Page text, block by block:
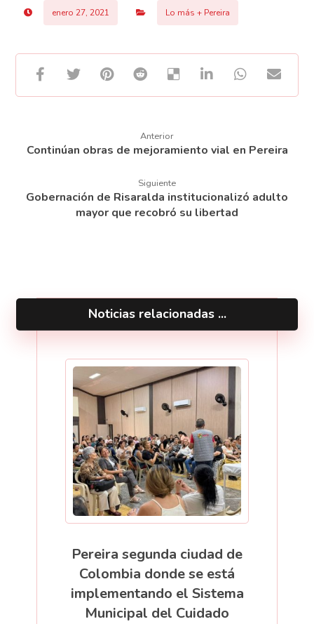
enero 27, 2021 Lo más + Pereira
Anterior
Continúan obras de mejoramiento vial en Pereira
Siguiente
Gobernación de Risaralda institucionalizó adulto
mayor que recobró su libertad
Noticias relacionadas ...
Pereira segunda ciudad de
Colombia donde se está
implementando el Sistema
Municipal del Cuidado